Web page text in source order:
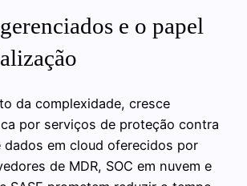
e o papel
da complexidade, cresce
por serviços de proteção contra
dados em cloud oferecidos por
de MDR, SOC em nuvem e